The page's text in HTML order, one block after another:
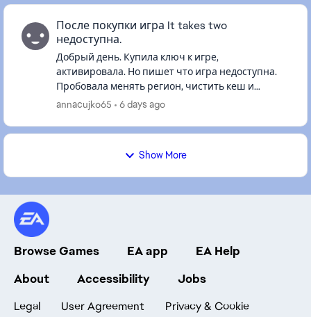
После покупки игра It takes two
недоступна.
Добрый день. Купила ключ к игре,
активировала. Но пишет что игра недоступна.
Пробовала менять регион, чистить кеш и
перезагружать компьютер. Ничего не помогает.
annacujko65 6 days ago
Show More
Browse Games EA app
EA Help
About
Accessibility Jobs
Legal User Agreement Privacy & Cookie